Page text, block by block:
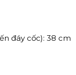
đáy cốc): 38 cm